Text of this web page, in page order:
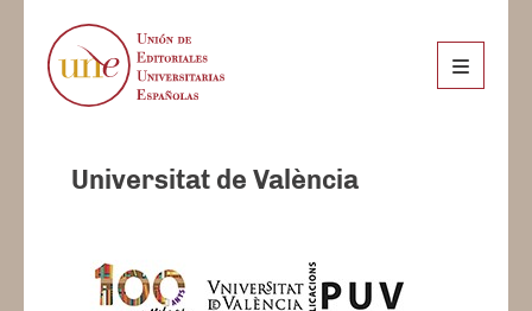
Universitat de València